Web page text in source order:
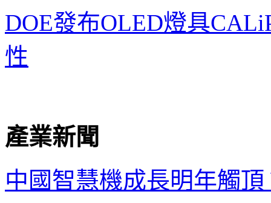
DOE發布OLED燈具
性
產業新聞
中國智慧機成長明年觸